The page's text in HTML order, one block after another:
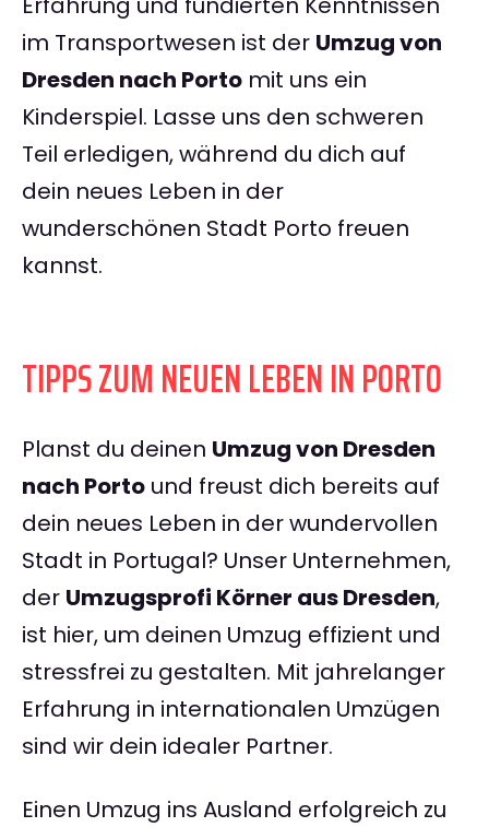
im Transportwesen ist der Umzug von
Dresden nach Porto mit uns ein
Kinderspiel. Lasse uns den schweren
Teil erledigen, während du dich auf
dein neues Leben in der
wunderschönen Stadt Porto freuen
kannst.
TIPPS ZUM NEUEN LEBEN IN PORTO
Planst du deinen Umzug von Dresden
nach Porto und freust dich bereits auf
dein neues Leben in der wundervollen
Stadt in Portugal? Unser Unternehmen,
der Umzugsprofi Körner aus Dresden,
ist hier, um deinen Umzug effizient und
stressfrei zu gestalten. Mit jahrelanger
Erfahrung in internationalen Umzügen
sind wir dein idealer Partner.
Einen Umzug ins Ausland erfolgreich zu